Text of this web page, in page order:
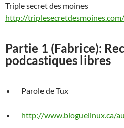
Triple secret des moines
http://
Partie 1 (Fabrice):
podcastiques libres
Parole de Tux
http://www.bloguelinux.ca/